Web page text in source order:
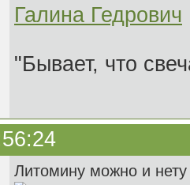
Галина Гедрович
"Бывает, что
Литомину можно и